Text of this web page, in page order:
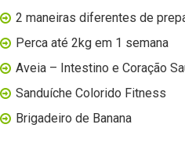
2 maneiras diferentes de
Perca até 2kg em 1 semana
Aveia – Intestino e Coração
Sanduíche Colorido Fitness
Brigadeiro de Banana